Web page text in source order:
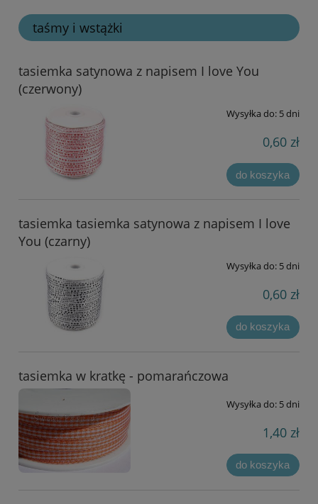
taśmy i wstążki
tasiemka satynowa z napisem I love You
(czerwony)
Wysyłka do: 5 dni
0,60 zł
do koszyka
tasiemka tasiemka satynowa z napisem I love
You (czarny)
Wysyłka do: 5 dni
0,60 zł
do koszyka
tasiemka w kratkę - pomarańczowa
Wysyłka do: 5 dni
1,40 zł
do koszyka